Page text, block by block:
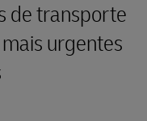
de transporte
urgentes